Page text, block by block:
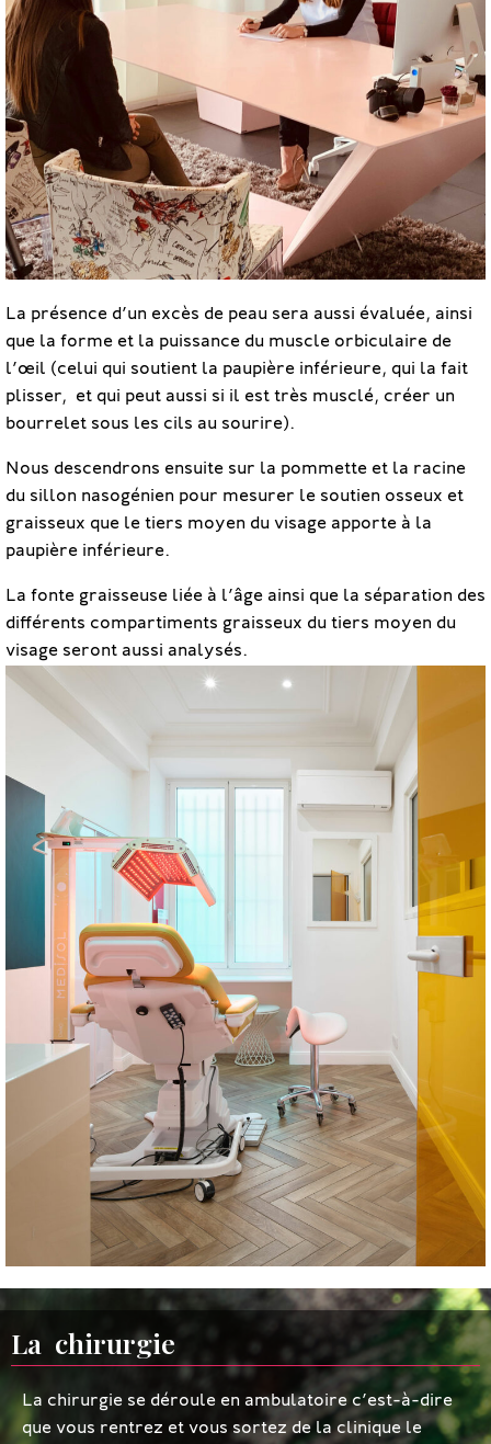
La présence d’un excès de peau sera aussi évaluée, ainsi
que la forme et la puissance du muscle orbiculaire de
l’œil (celui qui soutient la paupière inférieure, qui la fait
plisser, et qui peut aussi si il est très musclé, créer un
bourrelet sous les cils au sourire).
Nous descendrons ensuite sur la pommette et la racine
du sillon nasogénien pour mesurer le soutien osseux et
graisseux que le tiers moyen du visage apporte à la
paupière inférieure.
La fonte graisseuse liée à l’âge ainsi que la séparation des
différents compartiments graisseux du tiers moyen du
visage seront aussi analysés.
La chirurgie
La chirurgie se déroule en ambulatoire c’est-à-dire
que vous rentrez et vous sortez de la clinique le